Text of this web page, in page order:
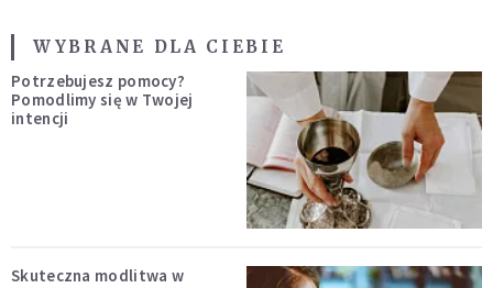
WYBRANE DLA CIEBIE
Potrzebujesz pomocy?
Pomodlimy się w Twojej
intencji
Skuteczna modlitwa w